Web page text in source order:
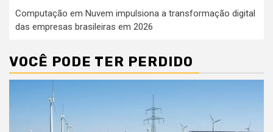
Computação em Nuvem impulsiona a transformação digital
das empresas brasileiras em 2026
VOCÊ PODE TER PERDIDO